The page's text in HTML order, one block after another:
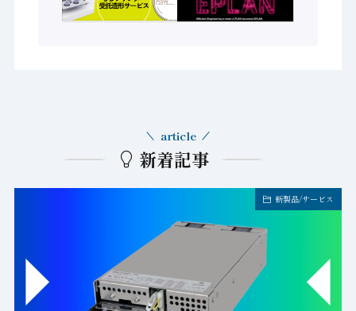
新着記事
article
新製品/サービス